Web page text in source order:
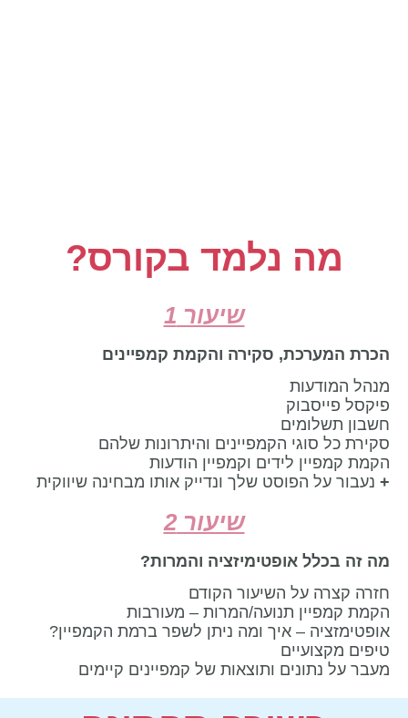
מה נלמד בקורס?
שיעור 1
הכרת המערכת, סקירה והקמת קמפיינים
מנהל המודעות
פיקסל פייסבוק
חשבון תשלומים
סקירת כל סוגי הקמפיינים והיתרונות שלהם
הקמת קמפיין לידים וקמפיין הודעות
+ נעבור על הפוסט שלך ונדייק אותו מבחינה שיווקית
שיעור 2
מה זה בכלל אופטימיזציה והמרות?
חזרה קצרה על השיעור הקודם
הקמת קמפיין תנועה/המרות – מעורבות
אופטימזציה – איך ומה ניתן לשפר ברמת הקמפיין?
טיפים מקצועיים
מעבר על נתונים ותוצאות של קמפיינים קיימים